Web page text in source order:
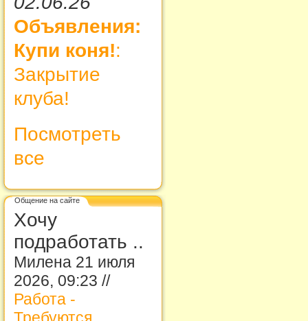
Объявления:
Купи коня!:
Закрытие
клуба!
Посмотреть
все
Общение на сайте
Хочу
подработать ..
Милена 21 июля
2026, 09:23 //
Работа -